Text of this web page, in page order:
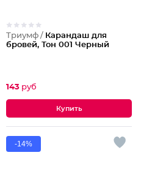
Триумф / Карандаш для
бровей, Тон 001 Черный
143 руб
-14%